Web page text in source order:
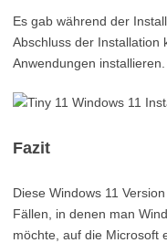
Es gab während der
Abschluss der Installation
Anwendungen installieren.
Fazit
Diese Windows 11
Fällen, in denen man
möchte, auf die Microsoft